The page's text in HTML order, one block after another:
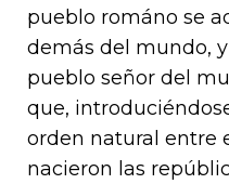
pueblo románo se
demás del mundo,
pueblo señor del
que,
orden natural entre
nacieron las